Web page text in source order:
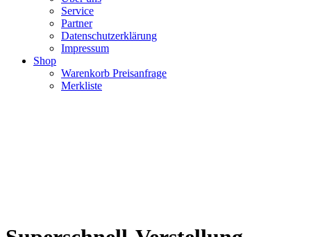
Service
Partner
Datenschutzerklärung
Impressum
Shop
Warenkorb Preisanfrage
Merkliste